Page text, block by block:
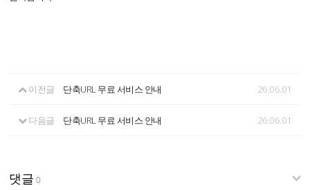
이전글 단축URL 무료 서비스 안내 26.06.01
다음글 단축URL 무료 서비스 안내 26.06.01
댓글 0